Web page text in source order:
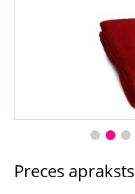
Preces apraksts